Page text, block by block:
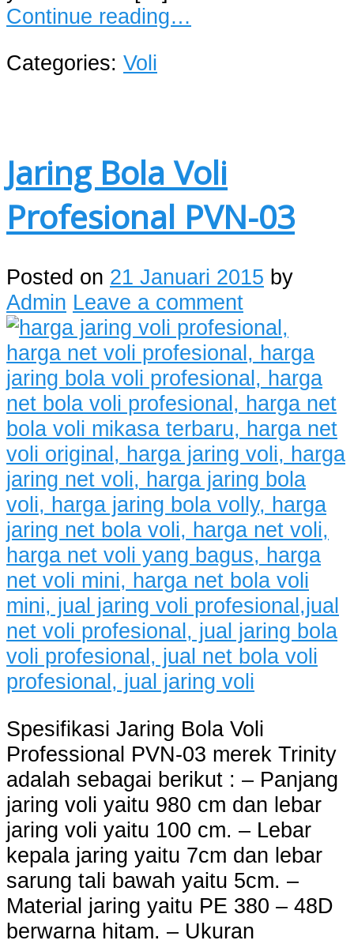
Continue reading…
Categories: Voli
Jaring Bola Voli
Profesional PVN-03
Posted on 21 Januari 2015 by
Admin Leave a comment
Spesifikasi Jaring Bola Voli
Professional PVN-03 merek Trinity
adalah sebagai berikut : – Panjang
jaring voli yaitu 980 cm dan lebar
jaring voli yaitu 100 cm. – Lebar
kepala jaring yaitu 7cm dan lebar
sarung tali bawah yaitu 5cm. –
Material jaring yaitu PE 380 – 48D
berwarna hitam. – Ukuran